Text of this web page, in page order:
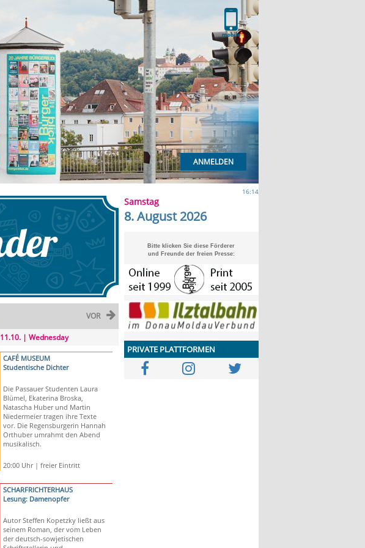
ANMELDEN
VOR
11.10. | Wednesday
CAFÉ MUSEUM
Studentische Dichter
Die Passauer Studenten Laura
Blümel, Ekaterina Broska,
Natascha Huber und Martin
Niedermeier tragen ihre Texte
vor. Die Regensburgerin Hannah
Orthuber umrahmt den Abend
musikalisch.
20:00 Uhr | freier Eintritt
SCHARFRICHTERHAUS
Lesung: Damenopfer
Autor Steffen Kopetzky ließt aus
seinem Roman, der vom Leben
der deutsch-sowjetischen
16:14
Samstag
8. August 2026
Bitte klicken Sie diese Förderer
und Freunde der freien Presse:
PRIVATE PLATTFORMEN